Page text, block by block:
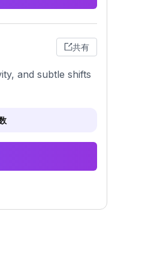
共有
and subtle shifts